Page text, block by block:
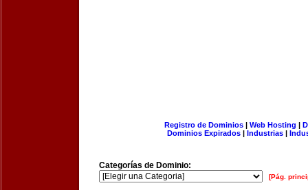
Registro de Dominios| Web Hosting |
Dominios Expirados | Industrias |
Categorías de Dominio:
[Pág.